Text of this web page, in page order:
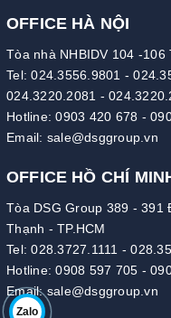
Zalo
OFFICE HÀ NỘI
Tòa nhà NHBIDV 104 -
Tel:024.3556.9801 -
024.3220.2081 -
Hotline:0903 420 678 -
Email: sale@dsggroup.vn
OFFICE HỒ CHÍ
Tòa DSG Group 389 - 391
Thạnh - TP.HCM
Tel:028.3727.1111 -
Hotline:0908 597 705 -
Email:sale@dsggroup.vn